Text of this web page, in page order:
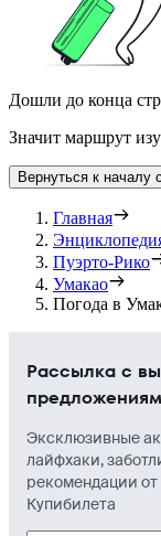
Дошли до конца
Значит маршрут
Вернуться к началу
Главная
Пуэрто-Рико
Умакао
Погода в
Рассылка с
Эксклюзивные
лайфхаки,
рекомендации
Купибилета